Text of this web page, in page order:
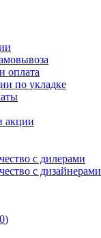
оплата
по укладке
акции
с дилерами
с дизайнерами
0)